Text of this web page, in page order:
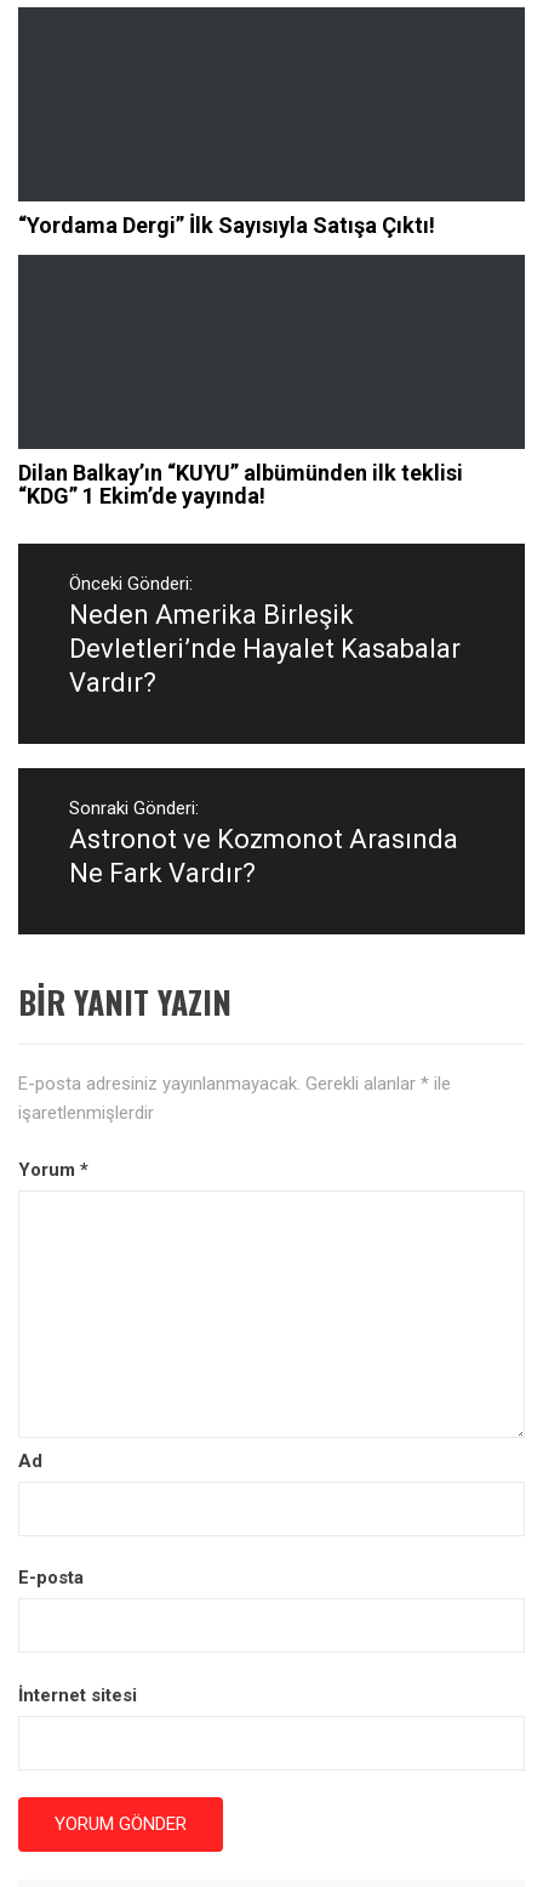
“Yordama Dergi” İlk Sayısıyla Satışa Çıktı!
Dilan Balkay’ın “KUYU” albümünden ilk teklisi
“KDG” 1 Ekim’de yayında!
Yazı
gezinmesi
Önceki Gönderi:
Önceki
Gönderi:
Neden Amerika Birleşik
Devletleri’nde Hayalet Kasabalar
Vardır?
Sonraki Gönderi:
Sonraki
Gönderi:
Astronot ve Kozmonot Arasında
Ne Fark Vardır?
BIR YANIT YAZIN
E-posta adresiniz yayınlanmayacak. Gerekli alanlar * ile
işaretlenmişlerdir
Yorum *
Ad
E-posta
İnternet sitesi